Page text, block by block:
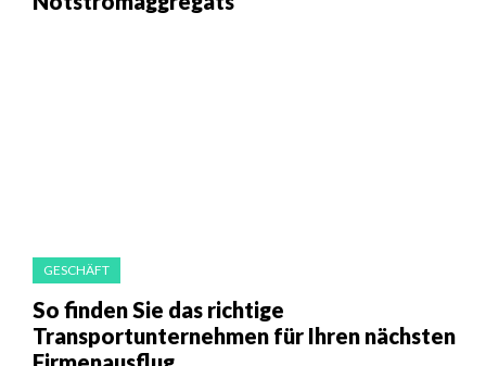
GESCHÄFT
So finden Sie das richtige
Transportunternehmen für Ihren nächsten